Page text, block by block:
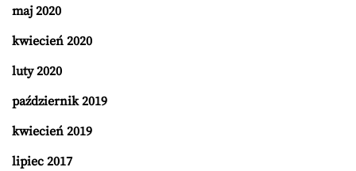
maj 2020
kwiecień 2020
luty 2020
październik 2019
kwiecień 2019
lipiec 2017